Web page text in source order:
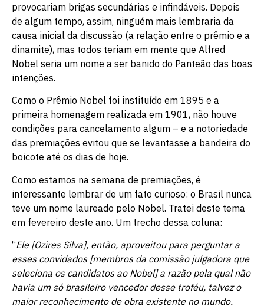
provocariam brigas secundárias e infindáveis. Depois
de algum tempo, assim, ninguém mais lembraria da
causa inicial da discussão (a relação entre o prêmio e a
dinamite), mas todos teriam em mente que Alfred
Nobel seria um nome a ser banido do Panteão das boas
intenções.
Como o Prêmio Nobel foi instituído em 1895 e a
primeira homenagem realizada em 1901, não houve
condições para cancelamento algum – e a notoriedade
das premiações evitou que se levantasse a bandeira do
boicote até os dias de hoje.
Como estamos na semana de premiações, é
interessante lembrar de um fato curioso: o Brasil nunca
teve um nome laureado pelo Nobel. Tratei deste tema
em fevereiro deste ano. Um trecho dessa coluna:
“Ele [Ozires Silva], então, aproveitou para perguntar a
esses convidados [membros da comissão julgadora que
seleciona os candidatos ao Nobel] a razão pela qual não
havia um só brasileiro vencedor desse troféu, talvez o
maior reconhecimento de obra existente no mundo.